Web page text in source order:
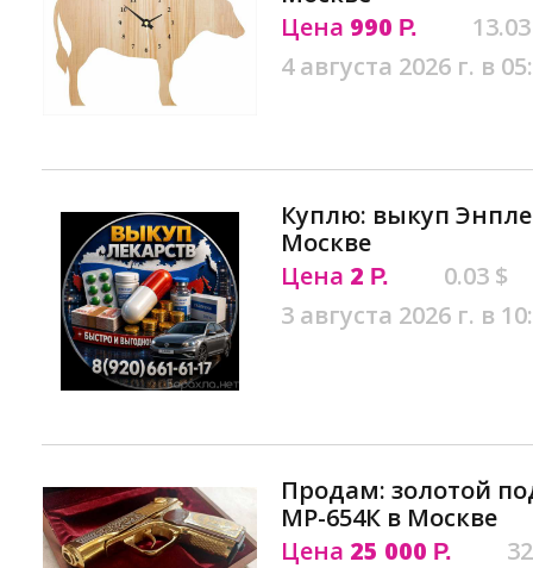
Цена 990 Р.
4 августа 2026 г. в
Куплю: выкуп
Москве
Цена 2 Р.
0.03 $
3 августа 2026 г. в
Продам: золотой
МР-654К в Москве
Цена 25 000 Р.